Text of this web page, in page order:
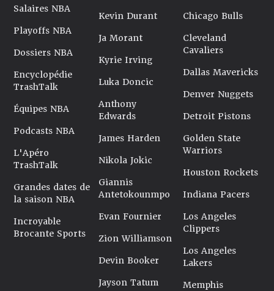
Salaires NBA
Playoffs NBA
Dossiers NBA
Encyclopédie
TrashTalk
Équipes NBA
Podcasts NBA
L'Apéro
TrashTalk
Grandes dates de
la saison NBA
Incroyable
Brocante Sports
Kevin Durant
Ja Morant
Kyrie Irving
Luka Doncic
Anthony
Edwards
James Harden
Nikola Jokic
Giannis
Antetokounmpo
Evan Fournier
Zion Williamson
Devin Booker
Jayson Tatum
Chicago Bulls
Cleveland
Cavaliers
Dallas Mavericks
Denver Nuggets
Detroit Pistons
Golden State
Warriors
Houston Rockets
Indiana Pacers
Los Angeles
Clippers
Los Angeles
Lakers
Memphis